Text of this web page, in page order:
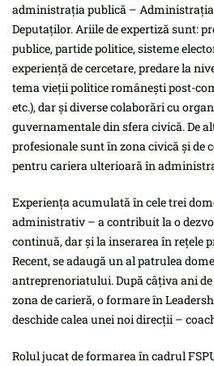
administrația publică –
Deputaților. Ariile de expertiză sunt:
publice, partide politice, sisteme
experiență de cercetare, predare la
tema vieții politice românești post-
etc.), dar și diverse colaborări cu
guvernamentale din sfera civică. De
profesionale sunt în zona civică și de
pentru cariera ulterioară în
Experiența acumulată în cele trei
administrativ – a contribuit la o
continuă, dar și la inserarea în rețele
Recent, se adaugă un al patrulea
antreprenoriatului. După câțiva ani
zona de carieră, o formare în
deschide calea unei noi direcții –
Rolul jucat de formarea în cadrul